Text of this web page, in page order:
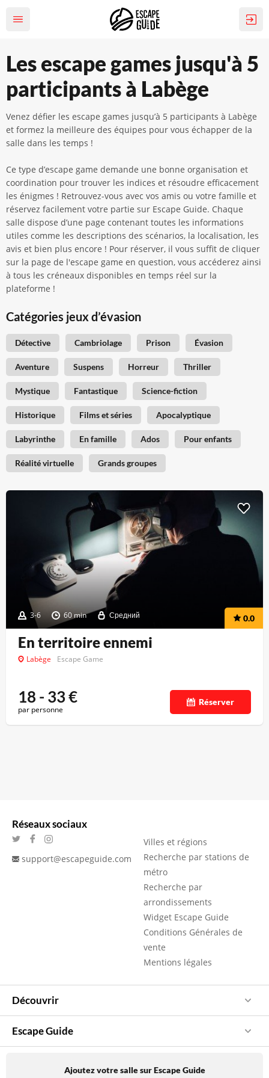
Les escape games jusqu'à 5
participants à Labège
Venez défier les escape games jusqu’à 5 participants à Labège
et formez la meilleure des équipes pour vous échapper de la
salle dans les temps !
Ce type d’escape game demande une bonne organisation et
coordination pour trouver les indices et résoudre efficacement
les énigmes ! Retrouvez-vous avec vos amis ou votre famille et
réservez facilement votre partie sur Escape Guide. Chaque
salle dispose d’une page contenant toutes les informations
utiles comme les descriptions des scénarios, la localisation, les
avis et bien plus encore ! Pour réserver, il vous suffit de cliquer
sur la page de l'escape game en question, vous accéderez ainsi
à tous les créneaux disponibles en temps réel sur la
plateforme !
Catégories jeux d’évasion
Détective Cambriolage Prison Évasion
Aventure Suspens Horreur Thriller
Mystique Fantastique Science-fiction
Historique Films et séries Apocalyptique
Labyrinthe En famille Ados Pour enfants
Réalité virtuelle Grands groupes
3-6 60 min Средний 0.0
En territoire ennemi
Labège Escape Game
18 - 33€
par personne
Réserver
Réseaux sociaux
support@escapeguide.com
Villes et régions
Recherche par stations de
métro
Recherche par
arrondissements
Widget Escape Guide
Conditions Générales de
vente
Mentions légales
Découvrir
Escape Guide
Ajoutez votre salle sur Escape Guide